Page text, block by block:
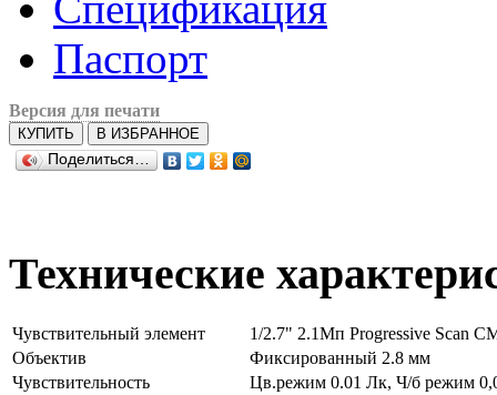
Паспорт
Версия для печати
КУПИТЬ
В ИЗБРАННОЕ
Поделиться…
Технические
Чувствительный элемент
1/2.7" 2.1Мп Progressive Scan
Объектив
Фиксированный 2.8 мм
Чувствительность
Цв.режим 0.01 Лк, Ч/б режим